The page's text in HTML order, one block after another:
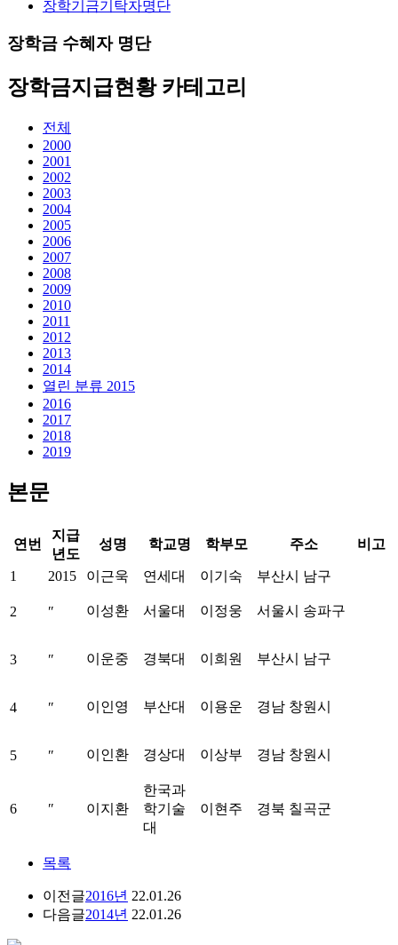
장학기금기탁자명단
장학금 수혜자 명단
장학금지급현황 카테고리
전체
2000
2001
2002
2003
2004
2005
2006
2007
2008
2009
2010
2011
2012
2013
2014
열린 분류 2015
2016
2017
2018
2019
본문
연번
지급
년도
성명 학교명 학부모 주소 비고
1 2015 이근욱 연세대 이기숙 부산시 남구
2 ″ 이성환 서울대 이정웅 서울시 송파구
3 ″ 이운중 경북대 이희원 부산시 남구
4 ″ 이인영 부산대 이용운 경남 창원시
5 ″ 이인환 경상대 이상부 경남 창원시
6 ″ 이지환
한국과
학기술
대
이현주 경북 칠곡군
목록
이전글2016년 22.01.26
다음글2014년 22.01.26